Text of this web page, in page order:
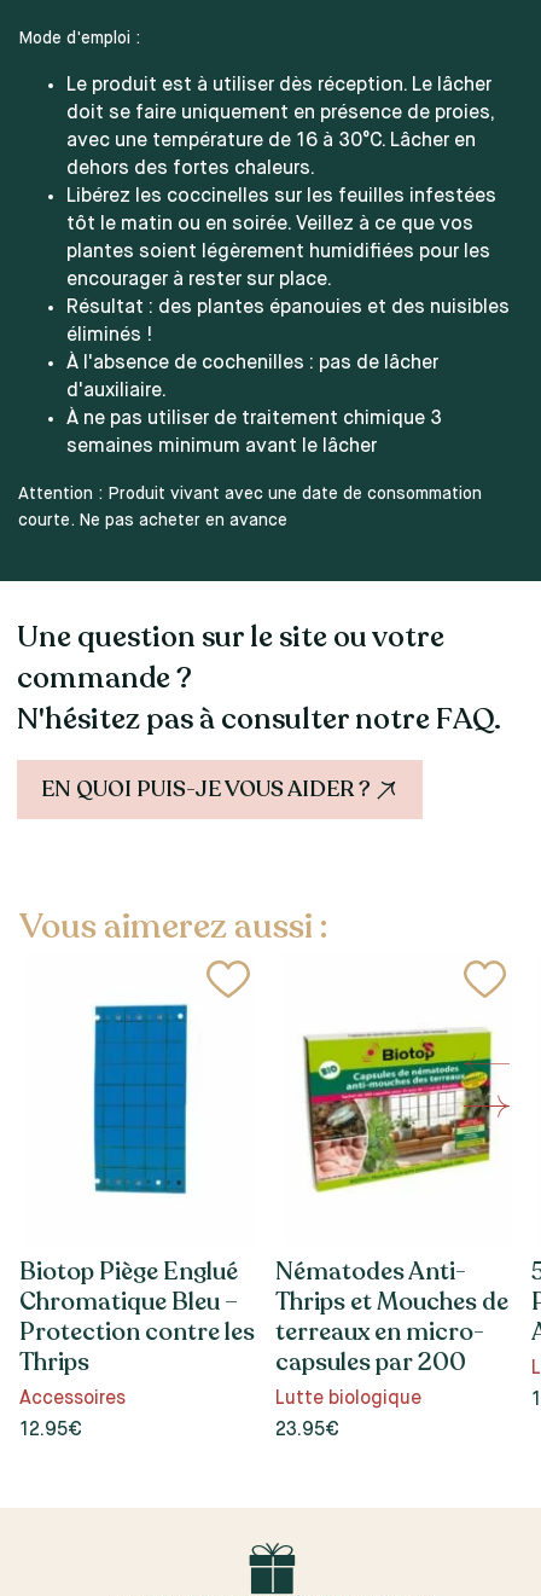
Mode d'emploi :
Le produit est à utiliser dès réception. Le lâcher
doit se faire uniquement en présence de proies,
avec une température de 16 à 30°C. Lâcher en
dehors des fortes chaleurs.
Libérez les coccinelles sur les feuilles infestées
tôt le matin ou en soirée. Veillez à ce que vos
plantes soient légèrement humidifiées pour les
encourager à rester sur place.
Résultat : des plantes épanouies et des nuisibles
éliminés !
À l'absence de cochenilles : pas de lâcher
d'auxiliaire.
À ne pas utiliser de traitement chimique 3
semaines minimum avant le lâcher
Attention : Produit vivant avec une date de consommation
courte. Ne pas acheter en avance
Une question sur le site ou votre
commande ?
N'hésitez pas à consulter notre FAQ.
EN QUOI PUIS-JE VOUS AIDER ?
Vous aimerez aussi :
Biotop Piège Englué
Chromatique Bleu –
Protection contre les
Thrips
12.95€
Accessoires
Nématodes Anti-
Thrips et Mouches de
terreaux en micro-
capsules par 200
23.95€
Lutte biologique